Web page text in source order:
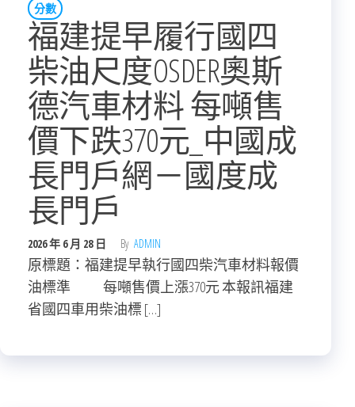
分數
福建提早履行國四
柴油尺度OSDER奧斯
德汽車材料 每噸售
價下跌370元_中國成
長門戶網－國度成
長門戶
2026 年 6 月 28 日 By ADMIN
原標題：福建提早執行國四柴汽車材料報價
油標準 每噸售價上漲370元 本報訊福建
省國四車用柴油標 […]